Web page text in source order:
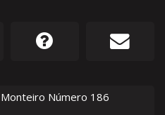
Número 186